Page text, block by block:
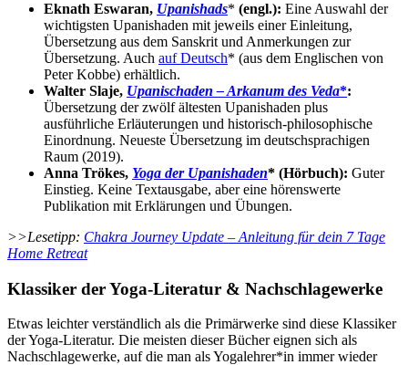
Eknath Eswaran, Upanishads* (engl.): Eine Auswahl der
wichtigsten Upanishaden mit jeweils einer Einleitung,
Übersetzung aus dem Sanskrit und Anmerkungen zur
Übersetzung. Auch auf Deutsch* (aus dem Englischen von
Peter Kobbe) erhältlich.
Walter Slaje, Upanischaden – Arkanum des Veda*:
Übersetzung der zwölf ältesten Upanishaden plus
ausführliche Erläuterungen und historisch-philosophische
Einordnung. Neueste Übersetzung im deutschsprachigen
Raum (2019).
Anna Trökes, Yoga der Upanishaden* (Hörbuch): Guter
Einstieg. Keine Textausgabe, aber eine hörenswerte
Publikation mit Erklärungen und Übungen.
>>Lesetipp: Chakra Journey Update – Anleitung für dein 7 Tage
Home Retreat
Klassiker der Yoga-Literatur & Nachschlagewerke
Etwas leichter verständlich als die Primärwerke sind diese Klassiker
der Yoga-Literatur. Die meisten dieser Bücher eignen sich als
Nachschlagewerke, auf die man als Yogalehrer*in immer wieder